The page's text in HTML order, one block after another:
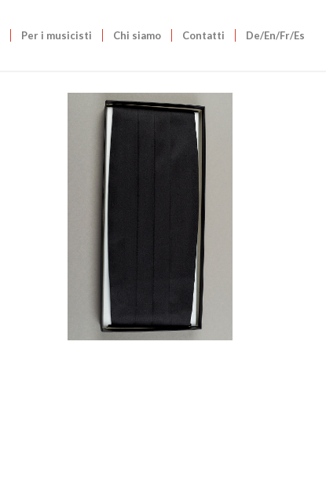
Per i musicisti Chi siamo Contatti De/En/Fr/Es